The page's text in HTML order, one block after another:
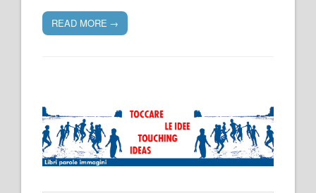
READ MORE →